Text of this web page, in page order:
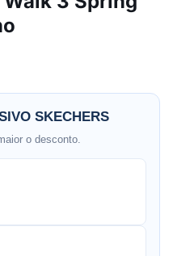
SKECHERS
o desconto.